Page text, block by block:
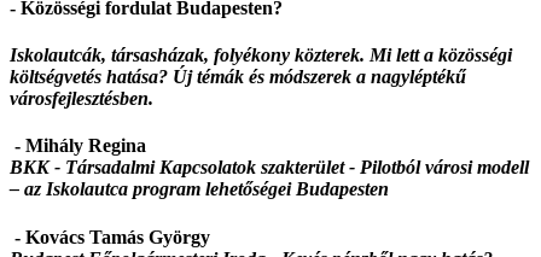
- Közösségi fordulat Budapesten?
Iskolautcák, társasházak, folyékony közterek. Mi lett a közösségi
költségvetés hatása? Új témák és módszerek a nagyléptékű
városfejlesztésben.
- Mihály Regina
BKK - Társadalmi Kapcsolatok szakterület - Pilotból városi modell
– az Iskolautca program lehetőségei Budapesten
- Kovács Tamás György